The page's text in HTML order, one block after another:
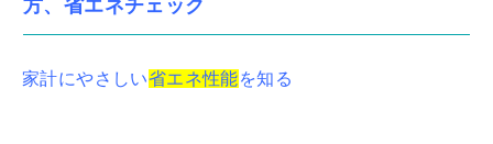
方、省エネチェック
家計にやさしい省エネ性能を知る